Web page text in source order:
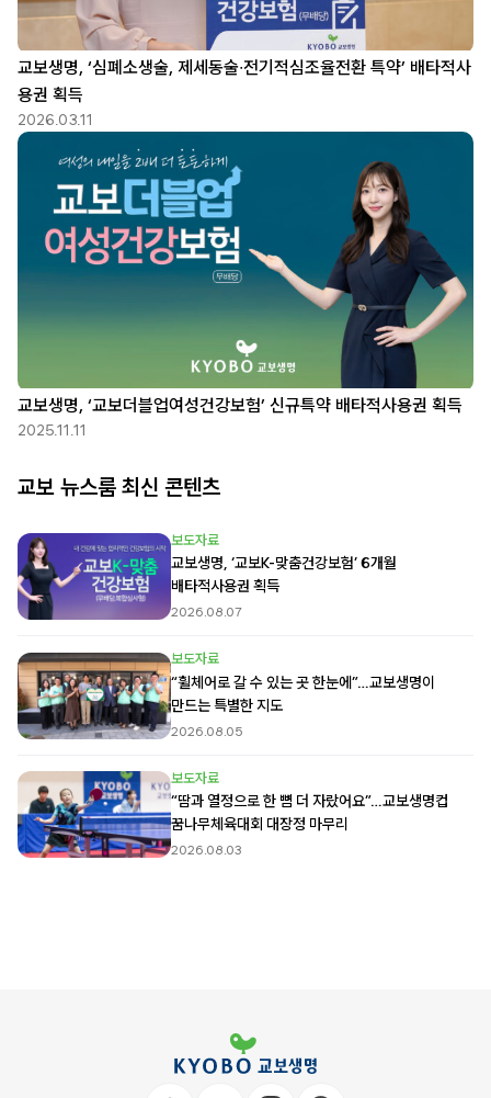
교보생명, ‘심폐소생술, 제세동술∙전기적심조율전환 특약’ 배타적사
용권 획득
2026.03.11
교보생명, ‘교보더블업여성건강보험’ 신규특약 배타적사용권 획득
2025.11.11
교보 뉴스룸 최신 콘텐츠
보도자료
교보생명, ‘교보K-맞춤건강보험’ 6개월
배타적사용권 획득
2026.08.07
보도자료
“휠체어로 갈 수 있는 곳 한눈에”…교보생명이
만드는 특별한 지도
2026.08.05
보도자료
“땀과 열정으로 한 뼘 더 자랐어요”…교보생명컵
꿈나무체육대회 대장정 마무리
2026.08.03